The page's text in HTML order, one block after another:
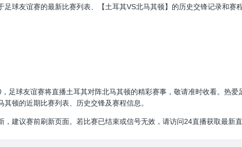
球友谊赛的最新比赛列表、【土耳其VS北马其顿】的历史交锋记录和赛
足球友谊赛将直播土耳其对阵北马其顿的精彩赛事，敬请准时收看。热
顿的近期比赛列表、历史交锋及赛程信息。
，建议赛前刷新页面。若比赛已结束或信号无效，请访问24直播获取最新直